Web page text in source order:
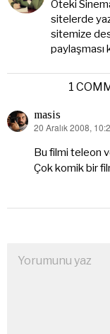
Öteki
sitelerde
sitemize
paylaşması
1
masis
dedi
20 Aralık 2008,
Bu filmi teleon
Çok komik bir